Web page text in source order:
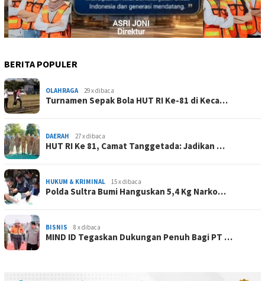
BERITA POPULER
OLAHRAGA 29 x dibaca
Turnamen Sepak Bola HUT RI Ke-81 di Keca…
DAERAH 27 x dibaca
HUT RI Ke 81, Camat Tanggetada: Jadikan …
HUKUM & KRIMINAL 15 x dibaca
Polda Sultra Bumi Hanguskan 5,4 Kg Narko…
BISNIS 8 x dibaca
MIND ID Tegaskan Dukungan Penuh Bagi PT …